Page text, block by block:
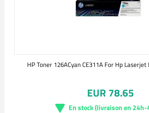
HP Toner 126ACyan CE311A For Hp
EUR 78.65
En stock (livraison en